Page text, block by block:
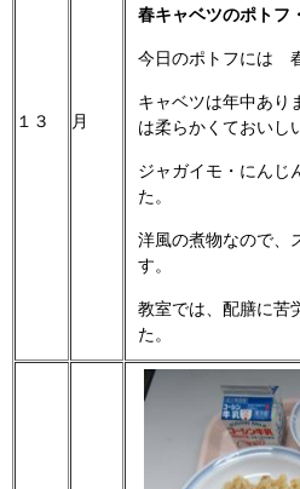
１３ 月
春キャベツのポトフ
今日のポトフには
キャベツは年中あり
は柔らかくておいし
ジャガイモ・にん
た。
洋風の煮物なので、
す。
教室では、配膳に苦
た。